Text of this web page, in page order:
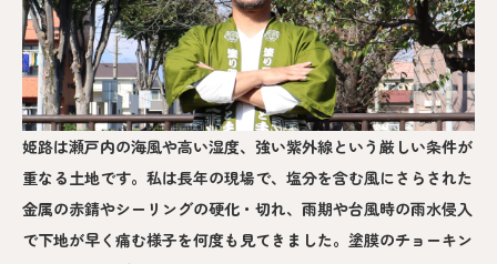
姫路は瀬戸内の海風や高い湿度、強い紫外線という厳しい条件が
重なる土地です。私は長年の現場で、塩分を含む風にさらされた
金属の赤錆やシーリングの硬化・切れ、雨期や台風時の雨水侵入
で下地が早く痛む様子を何度も見てきました。塗膜のチョーキン